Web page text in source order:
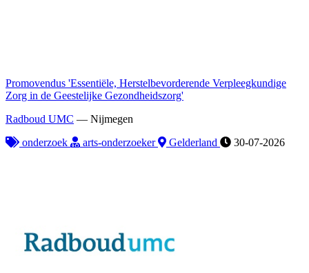
Promovendus 'Essentiële, Herstelbevorderende Verpleegkundige
Zorg in de Geestelijke Gezondheidszorg'
Radboud UMC — Nijmegen
onderzoek
arts-onderzoeker Gelderland 30-07-2026